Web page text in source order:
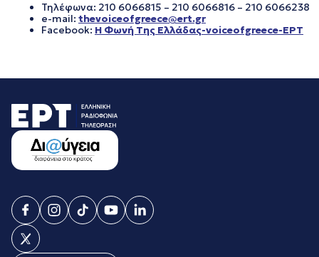
Τηλέφωνα: 210 6066815 – 210 6066816 – 210 6066238
e-mail: thevoiceofgreece@ert.gr
Facebook: Η Φωνή Της Ελλάδας-voiceofgreece-ΕΡΤ